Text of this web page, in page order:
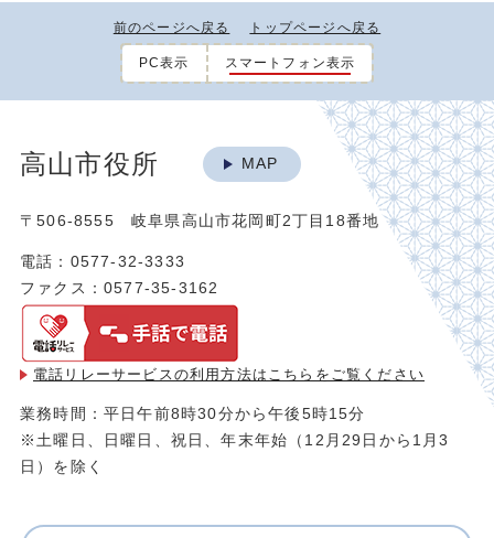
前のページへ戻る トップページへ戻る
PC表示 スマートフォン表示
高山市役所 MAP
〒506-8555 岐阜県高山市花岡町2丁目18番地
電話：0577-32-3333
ファクス：0577-35-3162
電話リレーサービスの利用方法は こちらをご覧ください
業務時間：平日午前8時30分から午後5時15分
※土曜日、日曜日、祝日、年末年始（12月29日から1月3
日）を除く